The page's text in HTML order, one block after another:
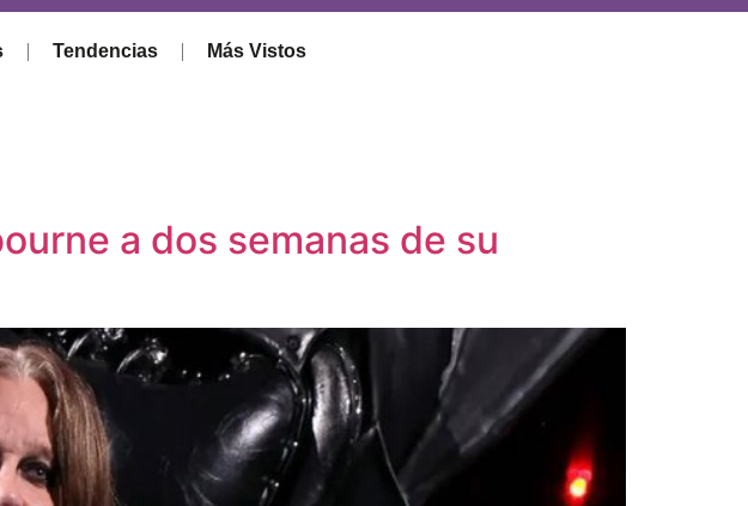
Tendencias Más Vistos
a dos semanas de su